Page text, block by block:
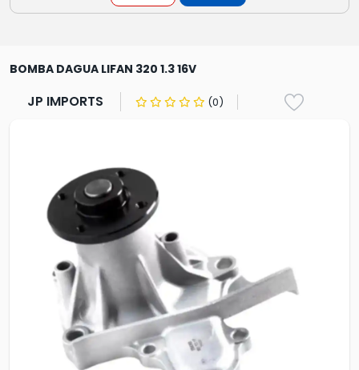
BOMBA DAGUA LIFAN 320 1.3 16V
JP IMPORTS (0)